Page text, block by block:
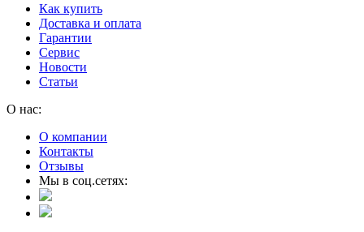
Как купить
Доставка и оплата
Гарантии
Сервис
Новости
Статьи
О нас:
О компании
Контакты
Отзывы
Мы в соц.сетях: